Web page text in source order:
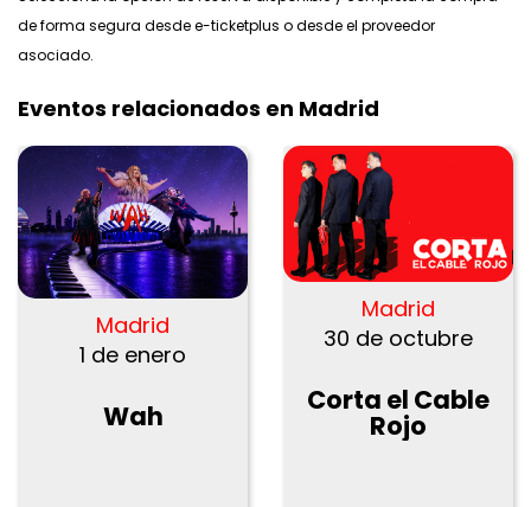
de forma segura desde e-ticketplus o desde el proveedor
asociado.
Eventos relacionados en Madrid
Madrid
1 de enero
Wah
Madrid
30 de octubre
Corta el Cable
Rojo